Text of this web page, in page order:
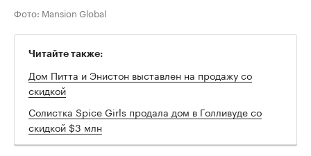
Фото: Mansion Global
Читайте также:
Дом Питта и Энистон выставлен на продажу со
скидкой
Солистка Spice Girls продала дом в Голливуде со
скидкой $3 млн